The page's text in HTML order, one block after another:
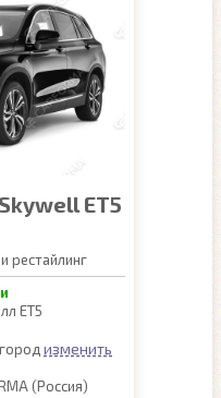
ET5
рестайлинг
ЕТ5
изменить
(Россия)